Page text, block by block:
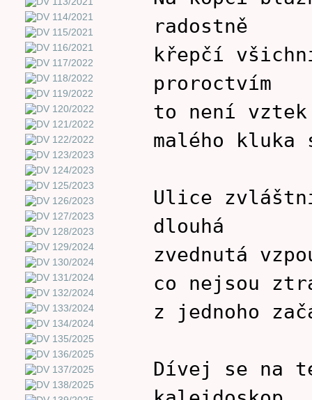
radostně
křepčí
proroctvím
to není vztek
malého kluka
Ulice
dlouhá
zvednutá
co nejsou
z jednoho
Dívej se na